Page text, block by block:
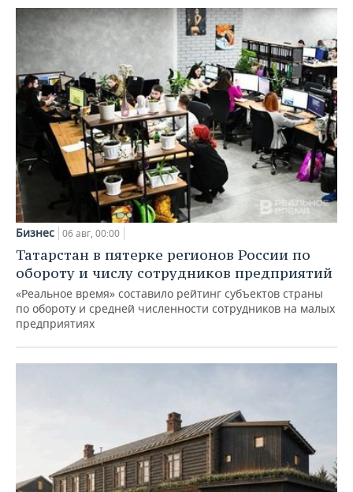
Бизнес 06 авг, 00:00
Татарстан в пятерке регионов России по
обороту и числу сотрудников предприятий
«Реальное время» составило рейтинг субъектов страны
по обороту и средней численности сотрудников на малых
предприятиях